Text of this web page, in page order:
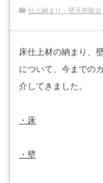
仕上納まり－壁天井取合
床仕上材の納まり、
について、今までの
介してきました。
・床
・壁